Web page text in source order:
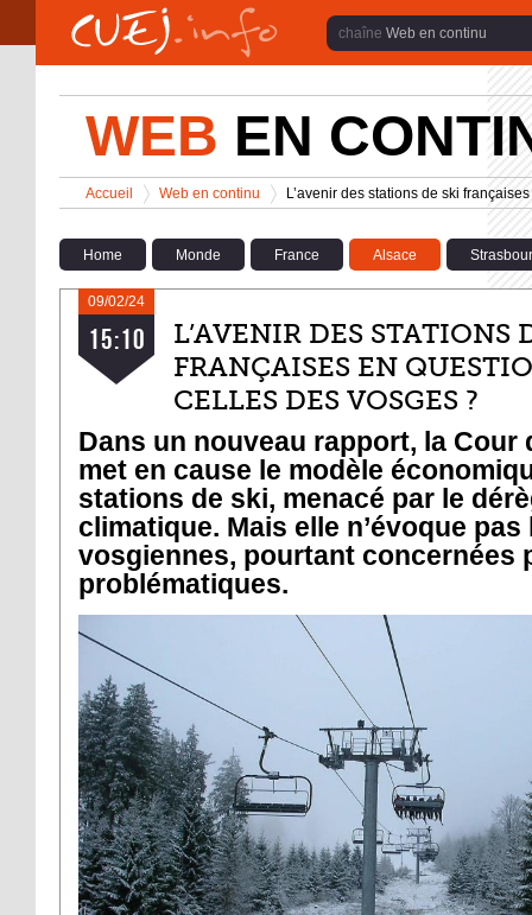
Aller au contenu principal
Web en continu
WEB EN
Vous êtes ici
Accueil
>
Web en continu
>
L’avenir des stations de ski
Home Monde France Alsace
09/02/24
15:10
L’AVENIR DES STATIONS
FRANÇAISES EN
CELLES DES VOSGES ?
Dans un nouveau rapport, la Cour
met en cause le modèle
stations de ski, menacé par le
climatique. Mais elle n’évoque
vosgiennes, pourtant concernées
problématiques.